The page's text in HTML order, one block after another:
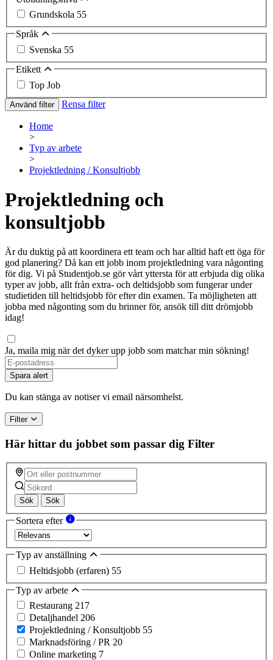
Grundskola 55
Språk
Svenska 55
Etikett
Top Job
Använd filter Rensa filter
Home
>
Typ av arbete
>
Projektledning / Konsultjobb
Projektledning och
konsultjobb
Är du duktig på att koordinera ett team och har alltid haft ett öga för
god planering? Då kan ett jobb inom projektledning vara någonting
för dig. Vi på Studentjob.se gör vårt yttersta för att erbjuda dig olika
typer av jobb, allt från extra- och deltidsjobb som fungerar under
studietiden till heltidsjobb för efter din examen. Ta möjligheten att
jobba med någonting som du brinner för, ansök till ditt drömjobb
idag!
Ja, maila mig när det dyker upp jobb som matchar min sökning!
Spara alert
Du kan stänga av notiser vi email närsomhelst.
Filter
Här hittar du jobbet som passar dig Filter
Sök Sök
Sortera efter
Typ av anställning
Heltidsjobb (erfaren) 55
Typ av arbete
Restaurang 217
Detaljhandel 206
Projektledning / Konsultjobb 55
Marknadsföring / PR 20
Online marketing 7